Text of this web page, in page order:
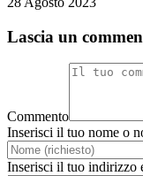
Lascia un
Commento
Inserisci il tuo nome o
Inserisci il tuo indirizzo